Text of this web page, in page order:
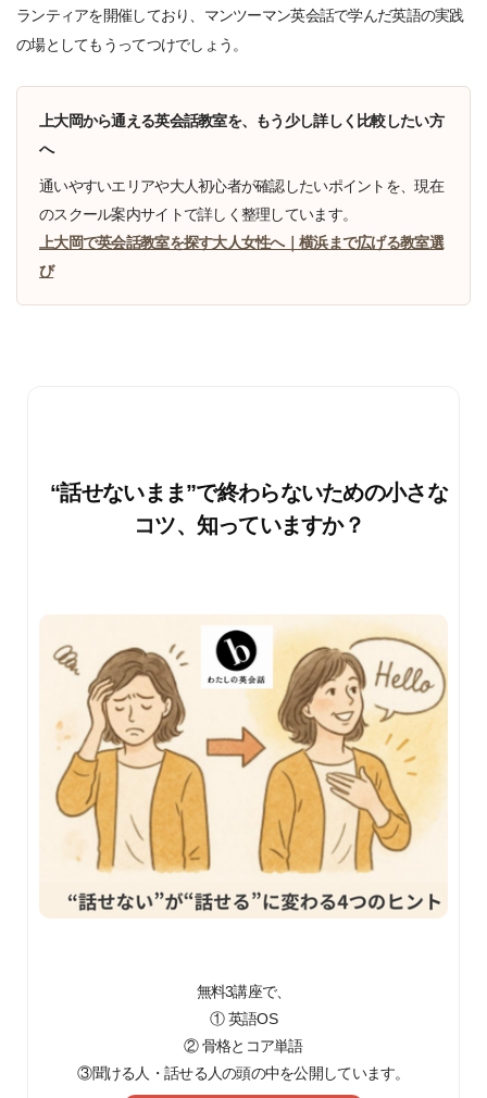
ランティアを開催しており、マンツーマン英会話で学んだ英語の実践
の場としてもうってつけでしょう。
上大岡から通える英会話教室を、もう少し詳しく比較したい方
へ
通いやすいエリアや大人初心者が確認したいポイントを、現在
のスクール案内サイトで詳しく整理しています。
上大岡で英会話教室を探す大人女性へ｜横浜まで広げる教室選
び
“話せないまま”で終わらないための小さな
コツ、知っていますか？
無料3講座で、
① 英語OS
② 骨格とコア単語
③聞ける人・話せる人の頭の中を公開しています。